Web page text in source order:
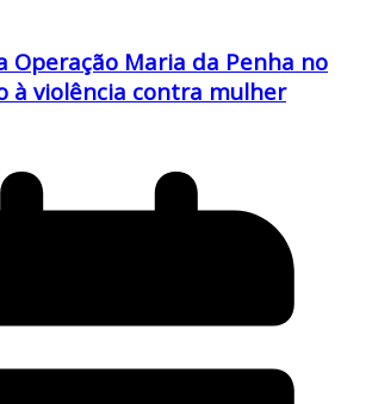
Operação Maria da Penha no
à violência contra mulher